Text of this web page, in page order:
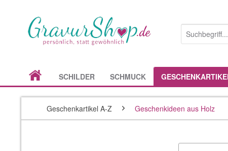
SCHILDER SCHMUCK
Geschenkartikel A-Z Geschenkideen aus Holz